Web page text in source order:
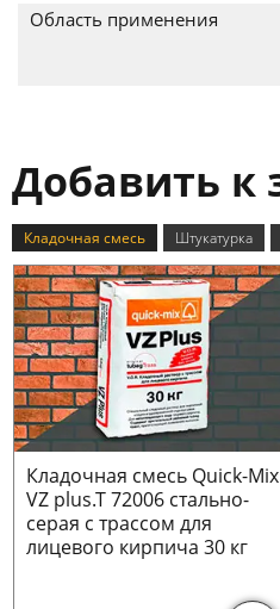
Область применения
Добавить к
Кладочная смесь Штукатурка
Кладочная смесь Quick-Mix
VZ plus.T 72006 стально-
серая с трассом для
лицевого кирпича 30 кг